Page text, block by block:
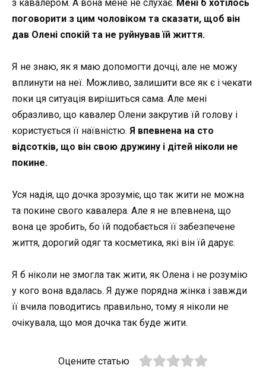
з кавалером. А вона мене не слухає. Мені б хотілось
поговорити з цим чоловіком та сказати, щоб він
дав Олені спокій та не руйнував їй життя.
Я не знаю, як я маю допомогти дочці, але не можу
вплинути на неї. Можливо, залишити все як є і чекати
поки ця ситуація вирішиться сама. Але мені
образливо, що кавалер Олени закрутив їй голову і
користується її наївністю. Я впевнена на сто
відсотків, що він свою дружину і дітей ніколи не
покине.
Уся надія, що дочка зрозуміє, що так жити не можна
та покине свого кавалера. Але я не впевнена, що
вона це зробить, бо їй подобається її забезпечене
життя, дорогий одяг та косметика, які він їй дарує.
Я б ніколи не змогла так жити, як Олена і не розумію
у кого вона вдалась. Я дуже порядна жінка і завжди
її вчила поводитись правильно, тому я ніколи не
очікувала, що моя дочка так буде жити.
Оцените статью